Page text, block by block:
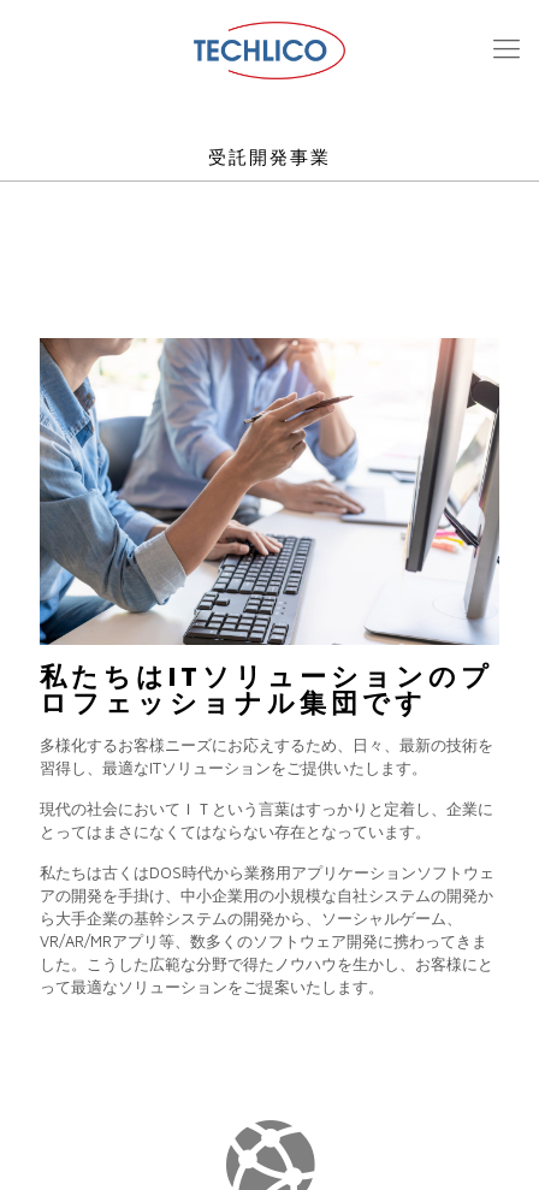
受託開発事業
私たちはITソリューションのプ
ロフェッショナル集団です
多様化するお客様ニーズにお応えするため、日々、最新の技術を
習得し、最適なITソリューションをご提供いたします。
現代の社会においてＩＴという言葉はすっかりと定着し、企業に
とってはまさになくてはならない存在となっています。
私たちは古くはDOS時代から業務用アプリケーションソフトウェ
アの開発を手掛け、中小企業用の小規模な自社システムの開発か
ら大手企業の基幹システムの開発から、ソーシャルゲーム、
VR/AR/MRアプリ等、数多くのソフトウェア開発に携わってきま
した。こうした広範な分野で得たノウハウを生かし、お客様にと
って最適なソリューションをご提案いたします。